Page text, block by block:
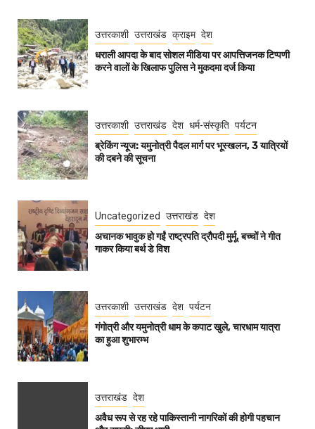
उत्तरकाशी उत्तराखंड क्राइम देश
धराली आपदा के बाद सोशल मीडिया पर आपत्तिजनक टिप्पणी
करने वालों के खिलाफ पुलिस ने मुकदमा दर्ज किया
उत्तरकाशी उत्तराखंड देश धर्म-संस्कृति पर्यटन
ब्रेकिंग न्यूज: यमुनोत्री पैदल मार्ग पर भूस्खलन, 3 यात्रियों
की दबने की सूचना
Uncategorized उत्तराखंड देश
अचानक भावुक हो गईं राष्ट्रपति द्रौपदी मुर्मू, बच्चों ने गीत
गाकर किया बर्थ डे विश
उत्तरकाशी उत्तराखंड देश पर्यटन
गंगोत्री और यमुनोत्री धाम के कपाट खुले, चारधाम यात्रा
का हुआ शुभारम्भ
उत्तराखंड देश
अवैध रूप से रह रहे पाकिस्तानी नागरिकों की होगी पहचान